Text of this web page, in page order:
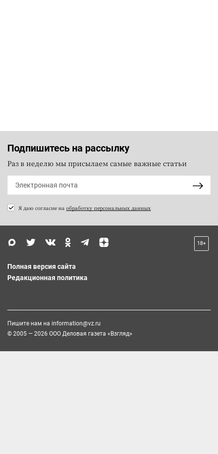
Подпишитесь на рассылку
Раз в неделю мы присылаем самые важные статьи
Я даю согласие на обработку персональных данных
18+
Полная версия сайта
Редакционная политика
Пишите нам на information@vz.ru
© 2005 — 2026 ООО Деловая газета «Взгляд»